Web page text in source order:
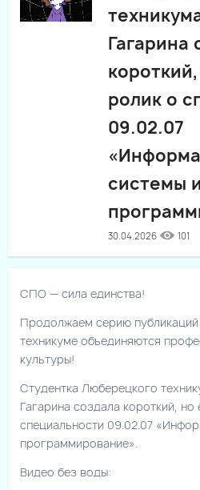
Гагарина
ролик о
09.02.07
системы и
30.04.2026 101
СПО — сила единства!
Продолжаем серию
техникуме объединяются
культуры!
Студентка Люберецкого
Гагарина создала короткий, но
специальности 09.02.07
программирование».
Видео без воды: